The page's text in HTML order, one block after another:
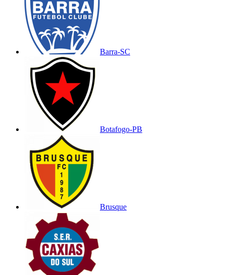
Barra-SC
Botafogo-PB
Brusque